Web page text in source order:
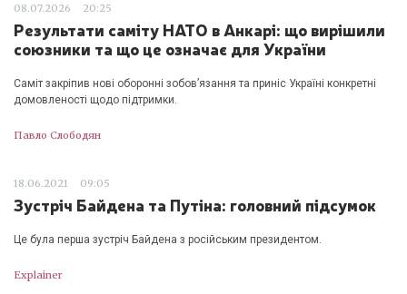
08.07.2026 20:25
Результати саміту НАТО в Анкарі: що вирішили
союзники та що це означає для України
Саміт закріпив нові оборонні зобов’язання та приніс Україні конкретні
домовленості щодо підтримки.
Павло Слободян
18.06.2021 09:05
Зустріч Байдена та Путіна: головний підсумок
Це була перша зустріч Байдена з російським президентом.
Explainer